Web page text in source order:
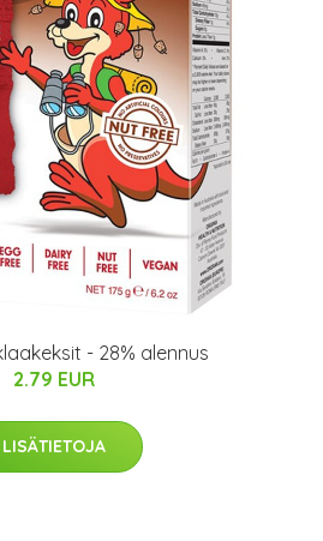
- 28% alennus
2.79 EUR
LISÄTIETOJA